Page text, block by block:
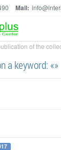
Mail:
of the
a keyword: «»